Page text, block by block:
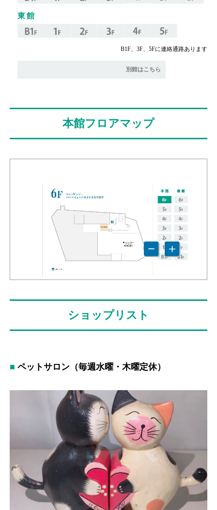
東館
B1F、3F、5Fに連絡通路あります
別館はこちら
本館フロアマップ
ショップリスト
ペットサロン（毎週水曜・木曜定休）